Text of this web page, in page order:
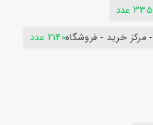
عدد
مرکز خرید - فروشگاه2140 عدد